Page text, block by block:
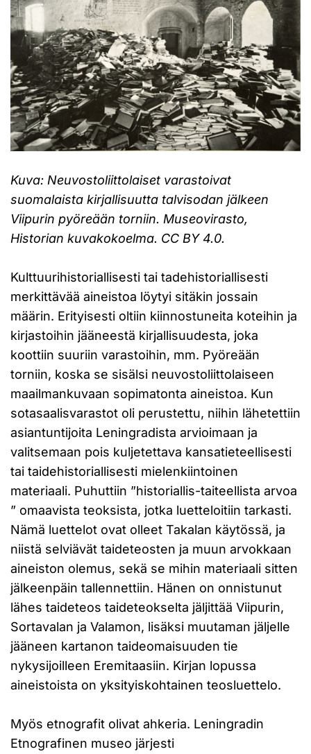
Kuva: Neuvostoliittolaiset varastoivat
suomalaista kirjallisuutta talvisodan jälkeen
Viipurin pyöreään torniin. Museovirasto,
Historian kuvakokoelma. CC BY 4.0.
Kulttuurihistoriallisesti tai tadehistoriallisesti
merkittävää aineistoa löytyi sitäkin jossain
määrin. Erityisesti oltiin kiinnostuneita koteihin ja
kirjastoihin jääneestä kirjallisuudesta, joka
koottiin suuriin varastoihin, mm. Pyöreään
torniin, koska se sisälsi neuvostoliittolaiseen
maailmankuvaan sopimatonta aineistoa. Kun
sotasaalisvarastot oli perustettu, niihin lähetettiin
asiantuntijoita Leningradista arvioimaan ja
valitsemaan pois kuljetettava kansatieteellisesti
tai taidehistoriallisesti mielenkiintoinen
materiaali. Puhuttiin ”historiallis-taiteellista arvoa
” omaavista teoksista, jotka luetteloitiin tarkasti.
Nämä luettelot ovat olleet Takalan käytössä, ja
niistä selviävät taideteosten ja muun arvokkaan
aineiston olemus, sekä se mihin materiaali sitten
jälkeenpäin tallennettiin. Hänen on onnistunut
lähes taideteos taideteokselta jäljittää Viipurin,
Sortavalan ja Valamon, lisäksi muutaman jäljelle
jääneen kartanon taideomaisuuden tie
nykysijoilleen Eremitaasiin. Kirjan lopussa
aineistoista on yksityiskohtainen teosluettelo.
Myös etnografit olivat ahkeria. Leningradin
Etnografinen museo järjesti